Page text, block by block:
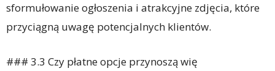
sformułowanie ogłoszenia i atrakcyjne zdjęcia, które
przyciągną uwagę potencjalnych klientów.
### 3.3 Czy płatne opcje przynoszą wię